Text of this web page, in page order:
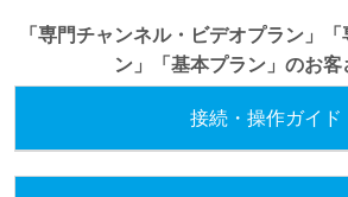
「専門チャンネル・ビデオプラン」
ン」「基本プラン」のお客
接続・操作ガイド